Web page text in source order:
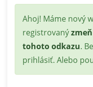
Stavová
správa
Ahoj! Máme nový
registrovaný
tohoto odkazu.
prihlásiť. Alebo